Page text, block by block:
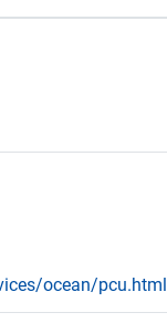
ocean/pcu.html